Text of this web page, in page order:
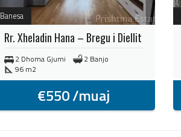
Banesa
Rr. Xheladin Hana – Bregu i Diellit
2 Dhoma Gjumi
2 Banjo
96 m2
€550/muaj